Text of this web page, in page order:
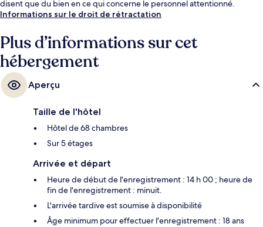
disent que du bien en ce qui concerne le personnel attentionné.
Informations sur le droit de rétractation
Plus d’informations sur cet
hébergement
Aperçu
Taille de l'hôtel
Hôtel de 68 chambres
Sur 5 étages
Arrivée et départ
Heure de début de l'enregistrement : 14 h 00 ; heure de
fin de l'enregistrement : minuit.
L'arrivée tardive est soumise à disponibilité
Âge minimum pour effectuer l'enregistrement : 18 ans